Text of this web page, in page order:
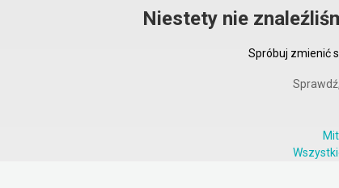
Niestety nie
Spróbuj zmienić